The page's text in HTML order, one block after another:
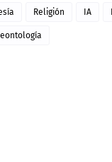
Religión IA